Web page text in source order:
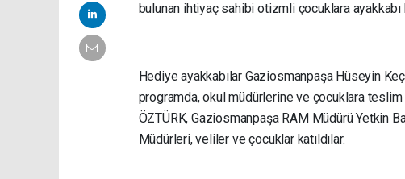
bulunan ihtiyaç sahibi otizmli çocuklara
Hediye ayakkabılar Gaziosmanpaşa Hüseyin
programda, okul müdürlerine ve çocuklara
ÖZTÜRK, Gaziosmanpaşa RAM Müdürü Yetkin
Müdürleri, veliler ve çocuklar katıldılar.